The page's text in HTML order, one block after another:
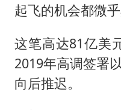
起飞的机会都微乎
这笔高达81亿美
2019年高调签署
向后推迟。